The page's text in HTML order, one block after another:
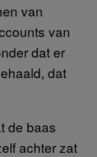
van
van
dat er
dat
de baas
achter zat